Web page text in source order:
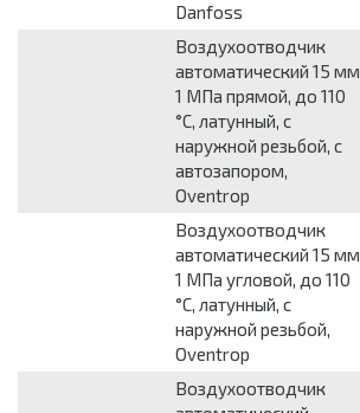
Danfoss
Воздухоотводчик
автоматический 15 мм
1 МПа прямой, до 110
°C, латунный, с
наружной резьбой, с
автозапором,
Oventrop
Воздухоотводчик
автоматический 15 мм
1 МПа угловой, до 110
°C, латунный, с
наружной резьбой,
Oventrop
Воздухоотводчик